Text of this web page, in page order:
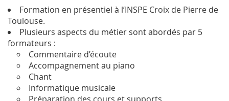
Formation en présentiel à l’INSPE Croix de Pierre de
Toulouse.
Plusieurs aspects du métier sont abordés par 5
formateurs :
Commentaire d’écoute
Accompagnement au piano
Chant
Informatique musicale